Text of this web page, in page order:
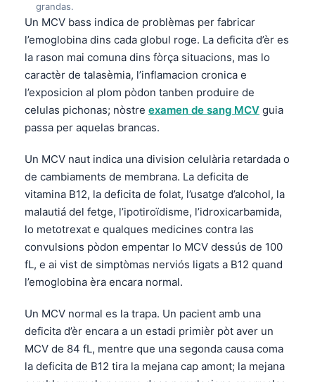
grandas.
Un MCV bass indica de problèmas per fabricar
l’emoglobina dins cada globul roge. La deficita d’èr es
la rason mai comuna dins fòrça situacions, mas lo
caractèr de talasèmia, l’inflamacion cronica e
l’exposicion al plom pòdon tanben produire de
celulas pichonas; nòstre examen de sang MCV guia
passa per aquelas brancas.
Un MCV naut indica una division celulària retardada o
de cambiaments de membrana. La deficita de
vitamina B12, la deficita de folat, l’usatge d’alcohol, la
malautiá del fetge, l’ipotiroïdisme, l’idroxicarbamida,
lo metotrexat e qualques medicines contra las
convulsions pòdon empentar lo MCV dessús de 100
fL, e ai vist de simptòmas nerviós ligats a B12 quand
l’emoglobina èra encara normal.
Un MCV normal es la trapa. Un pacient amb una
deficita d’èr encara a un estadi primièr pòt aver un
MCV de 84 fL, mentre que una segonda causa coma
la deficita de B12 tira la mejana cap amont; la mejana